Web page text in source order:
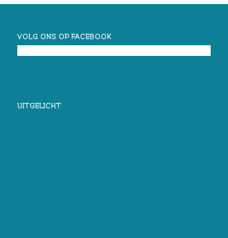
VOLG ONS OP FACEBOOK
UITGELICHT